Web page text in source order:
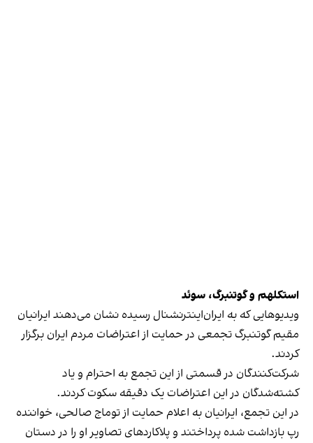
استکلهم و گوتنبرگ، سوئد
ویدیوهایی که به ایران‌اینترنشنال رسیده نشان می‌دهند ایرانیان
مقیم گوتنبرگ تجمعی در حمایت از اعتراضات مردم ایران برگزار
کردند.
شرکت‌کنندگان در قسمتی از این تجمع به احترام و یاد
کشته‌شدگان در این اعتراضات یک دقیقه سکوت کردند.
در این تجمع، ایرانیان به اعلام حمایت از توماج صالحی،‌ خواننده
رپ بازداشت شده پرداختند و پلاکاردهای تصاویر او را در دستان